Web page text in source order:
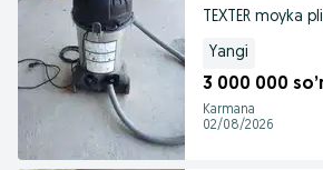
TEXTER moyka
Yangi
3 000 000
Karmana
02/08/2026